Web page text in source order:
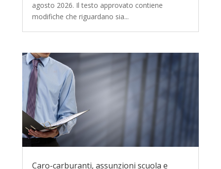
agosto 2026. Il testo approvato contiene
modifiche che riguardano sia...
Caro-carburanti, assunzioni scuola e